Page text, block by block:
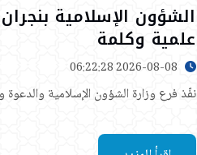
الشؤون الإسلامية
علمية وكلمة
نفّذ فرع وزارة الشؤون الإسلامية والدعوة